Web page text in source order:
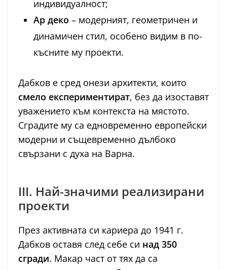
индивидуалност;
Ар деко – модерният, геометричен и
динамичен стил, особено видим в по-
късните му проекти.
Дабков е сред онези архитекти, които
смело експериментират, без да изоставят
уважението към контекста на мястото.
Сградите му са едновременно европейски
модерни и същевременно дълбоко
свързани с духа на Варна.
III. Най-значими реализирани
проекти
През активната си кариера до 1941 г.
Дабков оставя след себе си над 350
сгради. Макар част от тях да са